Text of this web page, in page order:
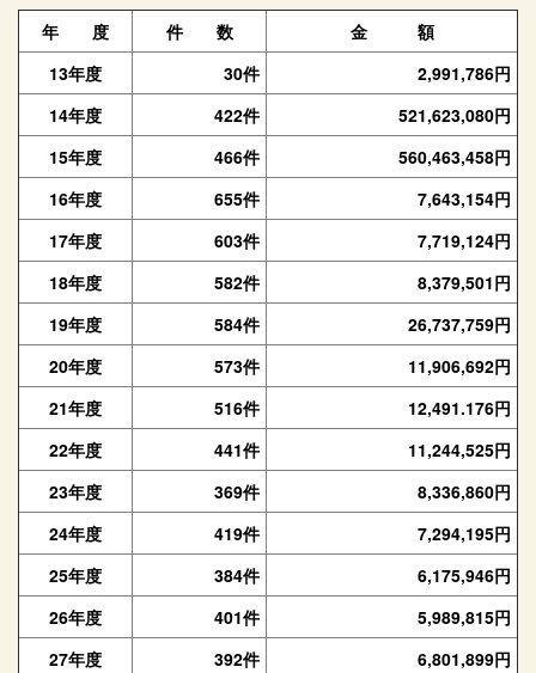
年 度
件 数
金 額
13年度
30件
2,991,786円
14年度
422件
521,623,080円
15年度
466件
560,463,458円
16年度
655件
7,643,154円
17年度
603件
7,719,124円
18年度
582件
8,379,501円
19年度
584件
26,737,759円
20年度
573件
11,906,692円
21年度
516件
12,491.176円
22年度
441件
11,244,525円
23年度
369件
8,336,860円
24年度
419件
7,294,195円
25年度
384件
6,175,946円
26年度
401件
5,989,815円
27年度
392件
6,801,899円